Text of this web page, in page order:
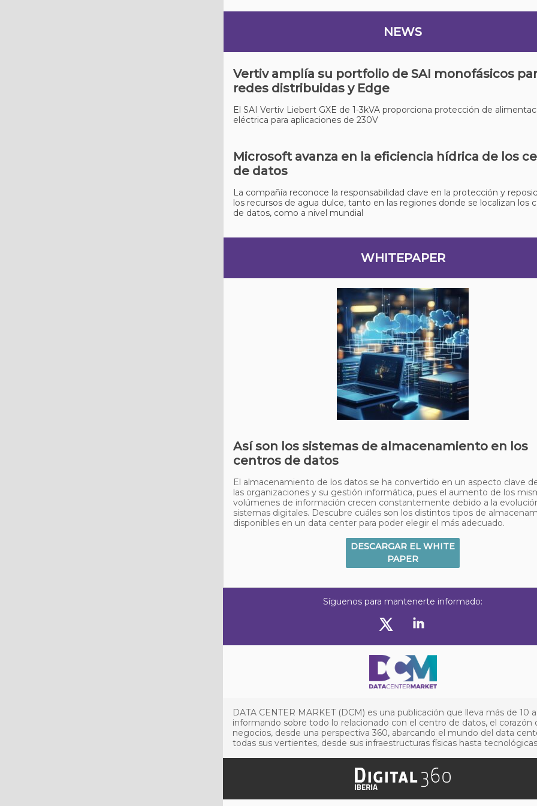
NEWS
Vertiv amplía su portfolio de SAI monofásicos
redes distribuidas y Edge
El SAI Vertiv Liebert GXE de 1-3kVA proporciona protección de
eléctrica para aplicaciones de 230V
Microsoft avanza en la eficiencia hídrica de los
de datos
La compañía reconoce la responsabilidad clave en la protección y
los recursos de agua dulce, tanto en las regiones donde se localizan los
de datos, como a nivel mundial
WHITEPAPER
Así son los sistemas de almacenamiento en los
centros de datos
El almacenamiento de los datos se ha convertido en un aspecto clave
las organizaciones y su gestión informática, pues el aumento de los
volúmenes de información crecen constantemente debido a la
sistemas digitales. Descubre cuáles son los distintos tipos de
disponibles en un data center para poder elegir el más adecuado.
DESCARGAR EL WHITE
PAPER
Síguenos para mantenerte informado:
DATA CENTER MARKET (DCM) es una publicación que lleva más de 10
informando sobre todo lo relacionado con el centro de datos, el corazón
negocios, desde una perspectiva 360, abarcando el mundo del data
todas sus vertientes, desde sus infraestructuras físicas hasta